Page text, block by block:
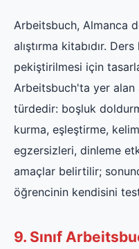
Arbeitsbuch, Almanca
alıştırma kitabıdır.
pekiştirilmesi için
Arbeitsbuch'ta yer alan
türdedir: boşluk
kurma, eşleştirme,
egzersizleri, dinleme
amaçlar belirtilir;
öğrencinin kendisini
9. Sınıf